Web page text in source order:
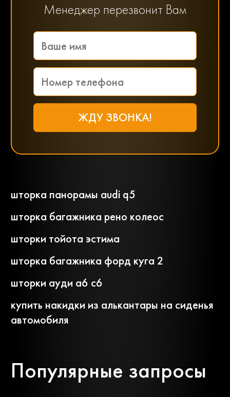
Популярные запросы
Менеджер перезвонит Вам
шторка панорамы audi q5
шторка багажника рено колеос
шторки тойота эстима
шторка багажника форд куга 2
шторки ауди а6 с6
купить накидки из алькантары на сиденья
автомобиля